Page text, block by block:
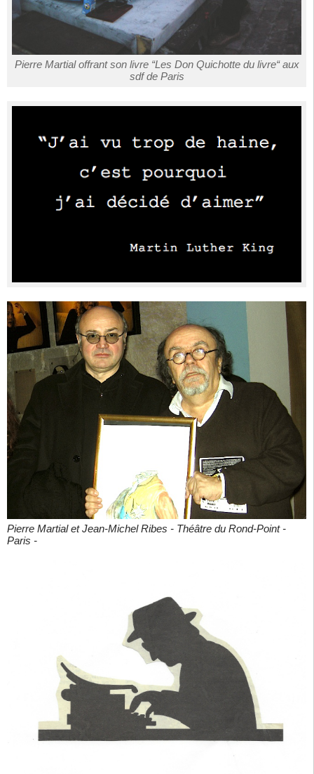
Pierre Martial offrant son livre “Les Don Quichotte du livre“ aux
sdf de Paris
Pierre Martial et Jean-Michel Ribes - Théâtre du Rond-Point -
Paris -